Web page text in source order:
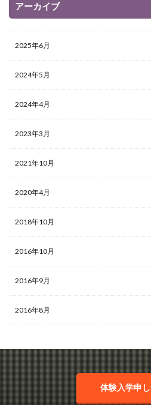
アーカイブ
2025年6月
2024年5月
2024年4月
2023年3月
2021年10月
2020年4月
2018年10月
2016年10月
2016年9月
2016年8月
体験入学申